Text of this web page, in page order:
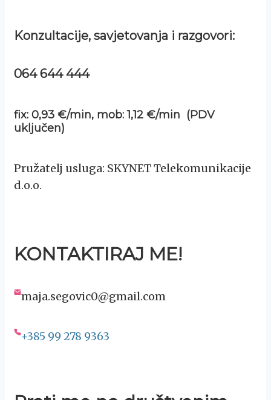
Konzultacije, savjetovanja i razgovori:
064 644 444
fix: 0,93 €/min, mob: 1,12 €/min (PDV
uključen)
Pružatelj usluga: SKYNET Telekomunikacije
d.o.o.
KONTAKTIRAJ ME!
maja.segovic0@gmail.com
+385 99 278 9363